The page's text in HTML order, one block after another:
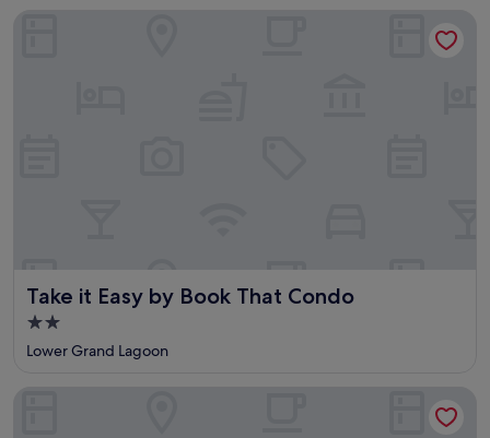
Take it Easy by Book That Condo
Take it Easy by Book That Condo
2.0-
Sterne-
Lower Grand Lagoon
Take it Easy by Book That Condo